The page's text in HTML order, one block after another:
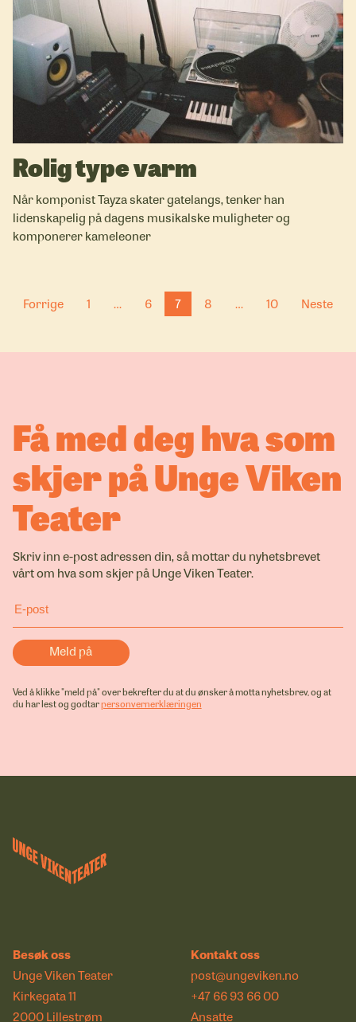
Rolig type varm
Når komponist Tayza skater gatelangs, tenker han
lidenskapelig på dagens musikalske muligheter og
komponerer kameleoner
Forrige 1 … 6 7 8 … 10 Neste
Få med deg hva som
skjer på Unge Viken
Teater
Skriv inn e-post adressen din, så mottar du nyhetsbrevet
vårt om hva som skjer på Unge Viken Teater.
Ved å klikke "meld på" over bekrefter du at du ønsker å motta nyhetsbrev, og at
du har lest og godtarpersonvernerklæringen
Besøk oss
Unge Viken Teater
Kirkegata 11
2000 Lillestrøm
Kontakt oss
post@ungeviken.no
+47 66 93 66 00
Ansatte